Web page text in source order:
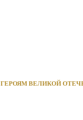
ГЕРОЯМ ВЕЛИКОЙ